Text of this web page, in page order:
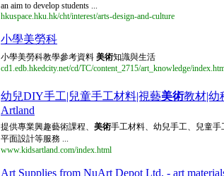
an aim to develop students ...
hkuspace.hku.hk/cht/interest/arts-design-and-culture
小學美勞科
小學美勞科教學參考資料 美術知識與生活
cd1.edb.hkedcity.net/cd/TC/content_2715/art_knowledge/
幼兒DIY手工|兒童手工材料|視藝美術教材|幼
Artland
提供專業興趣藝術課程、 美術手工材料、幼兒手工、兒童
平面設計等服務 ...
www.kidsartland.com/index.html
Art Supplies from NuArt Depot Ltd. - art